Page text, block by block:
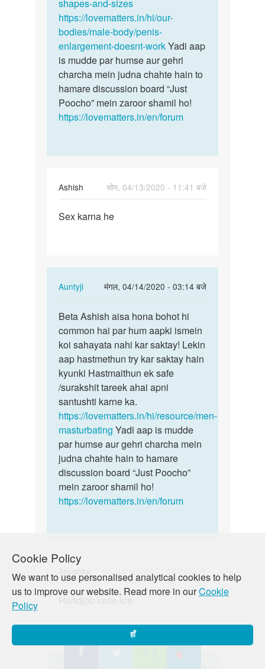
Cookie Policy
We want to use personalised analytical cookies to help
us to improve our website. Read more in ourCookie
Policy
हाँ
shapes-and-sizes
https://lovematters.in/hi/our-
bodies/male-body/penis-
enlargement-doesnt-workYadi aap
is mudde par humse aur gehri
charcha mein judna chahte hain to
hamare discussion board “Just
Poocho” mein zaroor shamil ho!
https://lovematters.in/en/forum
Ashish
सोम, 04/13/2020 - 11:41 बजे
Sex
Sex karna he
Auntyji
मंगल, 04/14/2020 - 03:14 बजे
In
to
Sex
karna
he
by
Ashish
Beta
Ashish
aisa
hona
bohot…
Beta Ashish aisa hona bohot hi
common hai par hum aapki ismein
koi sahayata nahi kar saktay! Lekin
aap hastmethun try kar saktay hain
kyunki Hastmaithun ek safe
/surakshit tareek ahai apni
santushti karne ka.
https://lovematters.in/hi/resource/men-
masturbating Yadi aap is mudde
par humse aur gehri charcha mein
judna chahte hain to hamare
discussion board “Just Poocho”
mein zaroor shamil ho!
https://lovematters.in/en/forum
पर्मालिंक